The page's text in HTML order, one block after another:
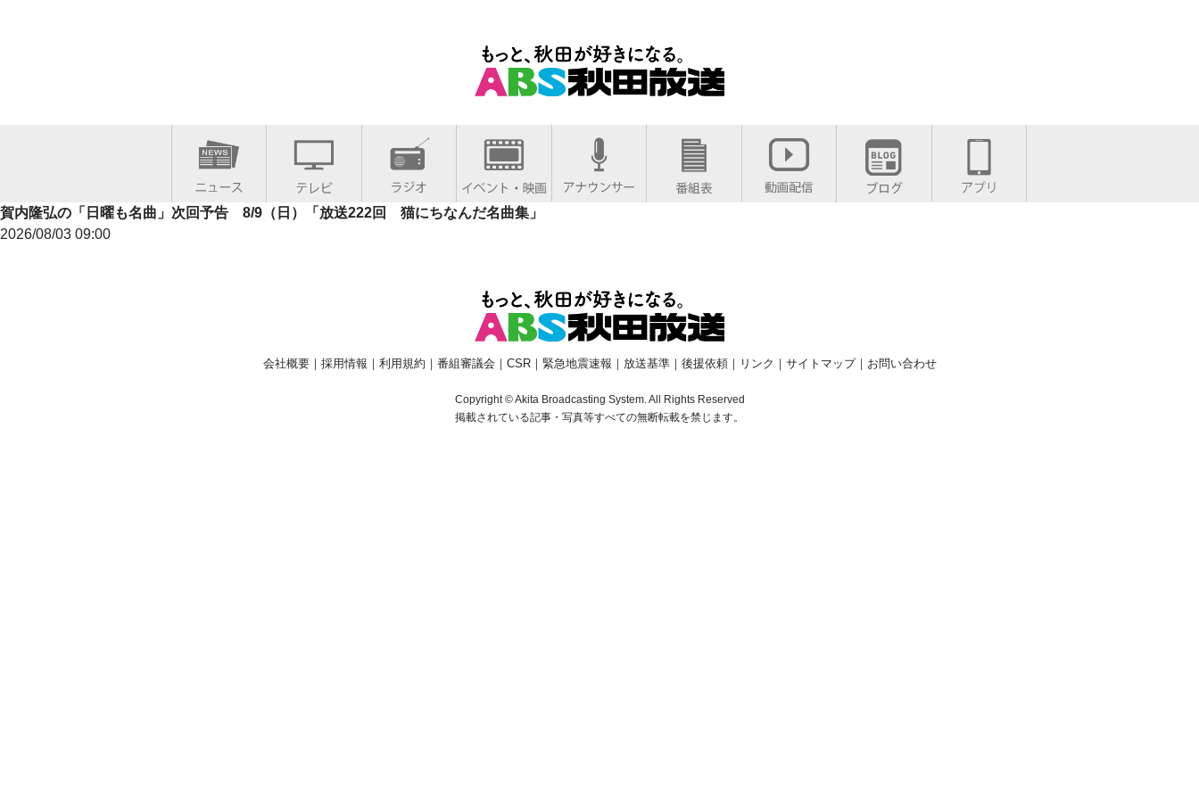
賀内隆弘の「日曜も名曲」次回予告 8/9（日）「放送222回 猫にちなんだ名曲集」
2026/08/03 09:00
会社概要｜ 採用情報 ｜ 利用規約 ｜ 番組審議会 ｜ CSR｜ 緊急地震速報 ｜ 放送基準｜ 後援依頼｜ リンク ｜ サイトマップ｜ お問い合わせ
Copyright © Akita Broadcasting System. All Rights Reserved
掲載されている記事・写真等すべての無断転載を禁じます。